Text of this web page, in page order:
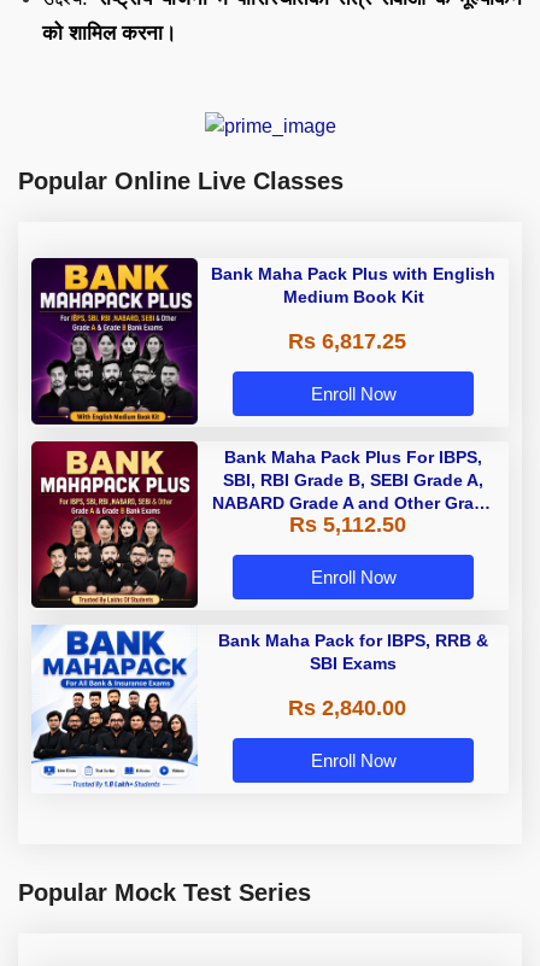
को शामिल करना।
Popular Online Live Classes
Bank Maha Pack Plus with English
Medium Book Kit
Rs 6,817.25
Enroll Now
Bank Maha Pack Plus For IBPS,
SBI, RBI Grade B, SEBI Grade A,
NABARD Grade A and Other Grade
A & Grade B Bank Exams
Rs 5,112.50
Enroll Now
Bank Maha Pack for IBPS, RRB &
SBI Exams
Rs 2,840.00
Enroll Now
Popular Mock Test Series